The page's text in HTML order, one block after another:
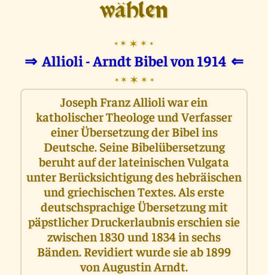
wählen
✶ ✶ ✶ ✶ ✶
⇒ Allioli - Arndt Bibel von 1914 ⇐
✶ ✶ ✶ ✶ ✶
Joseph Franz Allioli war ein
katholischer Theologe und Verfasser
einer Übersetzung der Bibel ins
Deutsche. Seine Bibelübersetzung
beruht auf der lateinischen Vulgata
unter Berücksichtigung des hebräischen
und griechischen Textes. Als erste
deutschsprachige Übersetzung mit
päpstlicher Druckerlaubnis erschien sie
zwischen 1830 und 1834 in sechs
Bänden. Revidiert wurde sie ab 1899
von Augustin Arndt.